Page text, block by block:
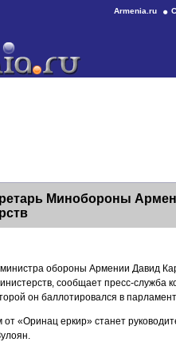
Armenia.ru
Минобороны
обороны Армении Давид
сообщает пресс-служба
он баллотировался в парламент.
«Оринац еркир» станет